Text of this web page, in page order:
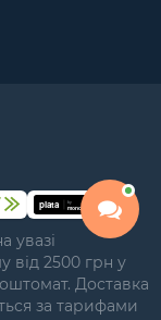
увазі
від 2500 грн у
Доставка
за тарифами